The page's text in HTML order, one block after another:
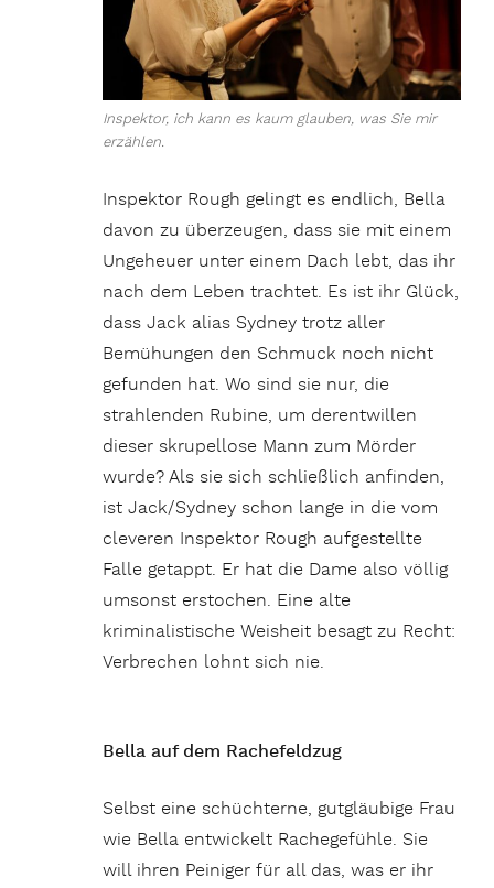
Inspektor, ich kann es kaum glauben, was Sie mir
erzählen.
Inspektor Rough gelingt es endlich, Bella
davon zu überzeugen, dass sie mit einem
Ungeheuer unter einem Dach lebt, das ihr
nach dem Leben trachtet. Es ist ihr Glück,
dass Jack alias Sydney trotz aller
Bemühungen den Schmuck noch nicht
gefunden hat. Wo sind sie nur, die
strahlenden Rubine, um derentwillen
dieser skrupellose Mann zum Mörder
wurde? Als sie sich schließlich anfinden,
ist Jack/Sydney schon lange in die vom
cleveren Inspektor Rough aufgestellte
Falle getappt. Er hat die Dame also völlig
umsonst erstochen. Eine alte
kriminalistische Weisheit besagt zu Recht:
Verbrechen lohnt sich nie.
Bella auf dem Rachefeldzug
Selbst eine schüchterne, gutgläubige Frau
wie Bella entwickelt Rachegefühle. Sie
will ihren Peiniger für all das, was er ihr